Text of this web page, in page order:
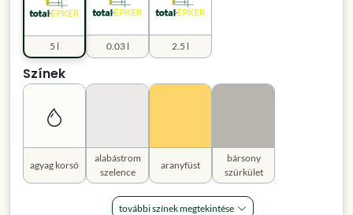
0.03 l 2.5 l
5 l
Színek
agyag korsó
alabástrom
szelence
aranyfüst
bársony
szürkület
további színek megtekintése